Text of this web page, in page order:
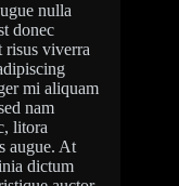
nulla
donec
risus viverra
mi aliquam
nam
litora
augue. At
dictum